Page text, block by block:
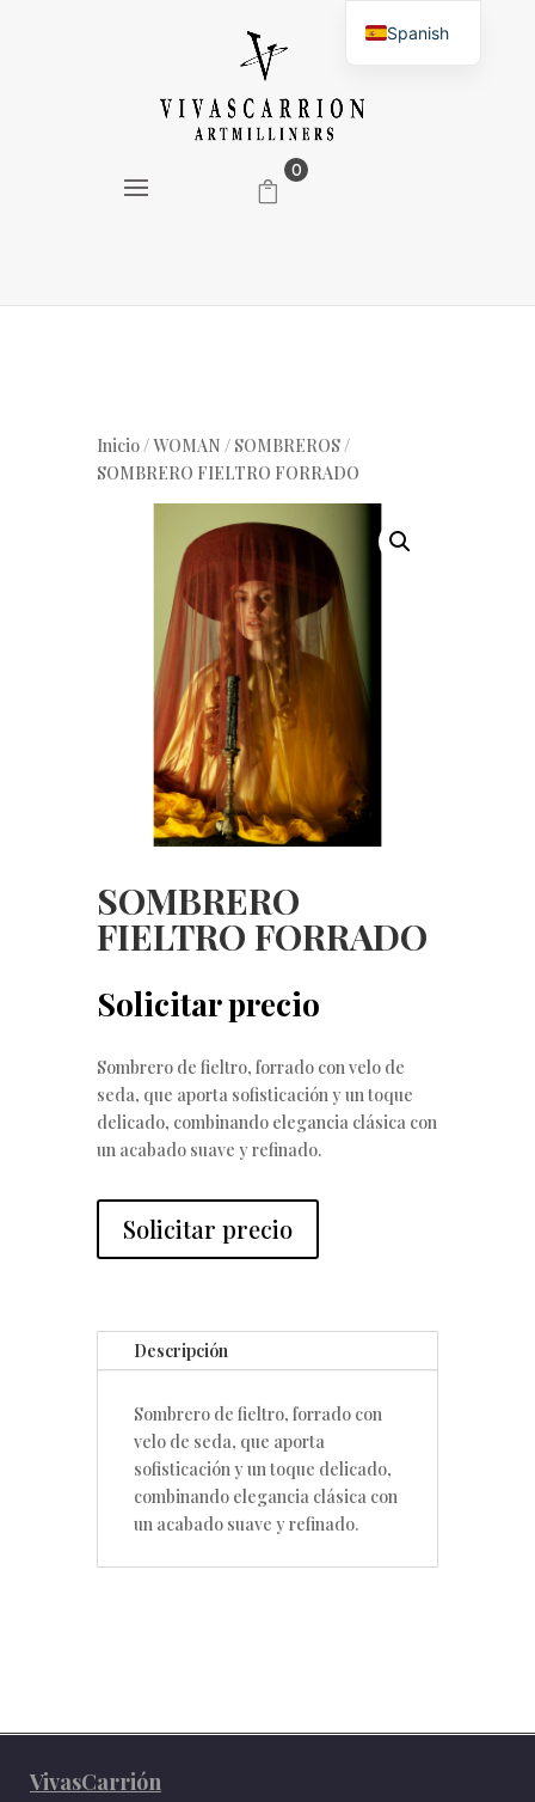
0
Inicio/WOMAN / SOMBREROS/
SOMBRERO FIELTRO FORRADO
SOMBRERO
FIELTRO FORRADO
Solicitar precio
Sombrero de fieltro, forrado con velo de
seda, que aporta sofisticación y un toque
delicado, combinando elegancia clásica con
un acabado suave y refinado.
Solicitar precio
Descripción
Sombrero de fieltro, forrado con
velo de seda, que aporta
sofisticación y un toque delicado,
combinando elegancia clásica con
un acabado suave y refinado.
VivasCarrión
Spanish